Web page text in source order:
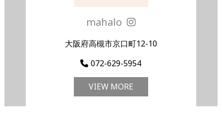
mahalo
大阪府高槻市京口町12-10
072-629-5954
VIEW MORE